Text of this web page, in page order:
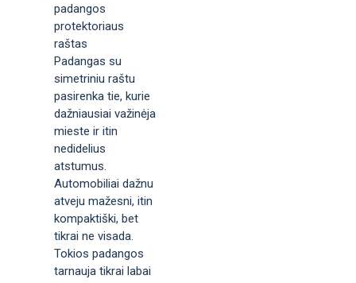
padangos
protektoriaus
raštas
Padangas su
simetriniu raštu
pasirenka tie, kurie
dažniausiai važinėja
mieste ir itin
nedidelius
atstumus.
Automobiliai dažnu
atveju mažesni, itin
kompaktiški, bet
tikrai ne visada.
Tokios padangos
tarnauja tikrai labai